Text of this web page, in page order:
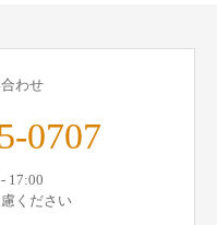
わせ
0707
17:00
ください